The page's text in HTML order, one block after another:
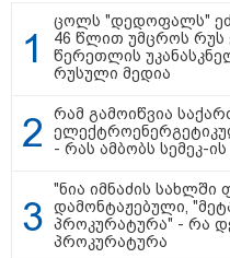
ცოლს "დედოფალს"
46 წლით უმცროს
წერეთლის
რუსული მედია
რამ გამოიწვია
- რას ამბობს სემეკ-
"ნია იმნაძის სახლში
დამონტაჟებული,
პროკურატურა" - რა
პროკურატურა